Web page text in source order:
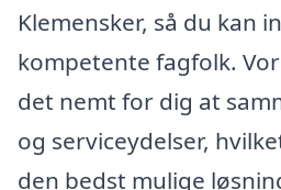
Klemensker, så du kan
kompetente fagfolk.
det nemt for dig at
og serviceydelser,
den bedst mulige